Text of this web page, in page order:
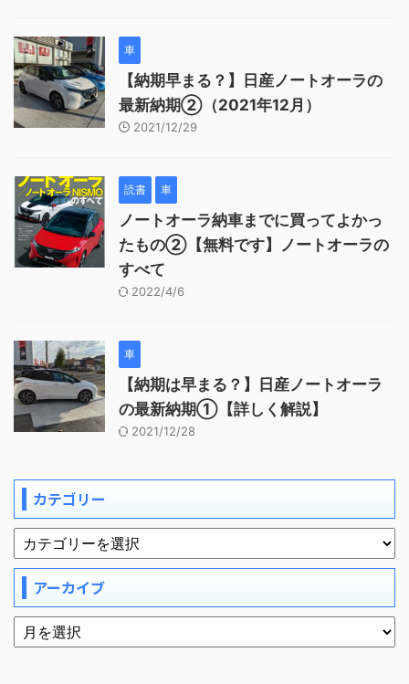
車
【納期早まる？】日産ノートオーラの
最新納期②（2021年12月）
2021/12/29
読書 車
ノートオーラ納車までに買ってよかっ
たもの②【無料です】ノートオーラの
すべて
2022/4/6
車
【納期は早まる？】日産ノートオーラ
の最新納期①【詳しく解説】
2021/12/28
カテゴリー
アーカイブ